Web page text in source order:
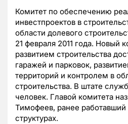
Комитет по обеспечению
инвестпроектов в
области долевого
21 февраля 2011 года. Новый
развитием строительства
гаражей и парковок,
территорий и контролем в
строительства. В штате
человек. Главой комитета
Тимофеев, ранее работавший
структурах.